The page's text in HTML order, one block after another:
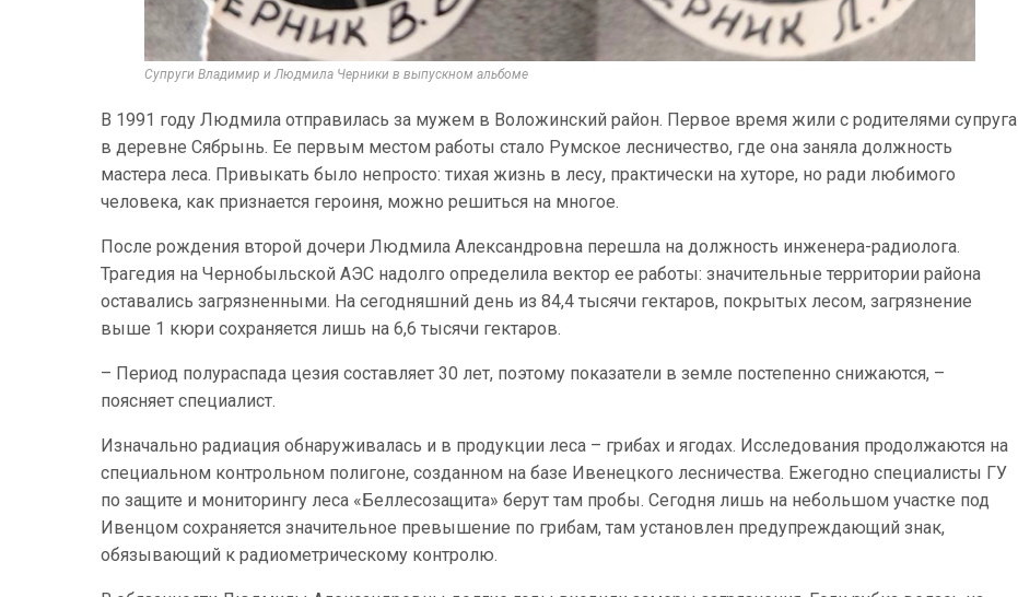
Супруги Владимир и Людмила Черники в выпускном альбоме
В 1991 году Людмила отправилась за мужем в Воложинский район. Первое время жили с родителями супруга
в деревне Сябрынь. Ее первым местом работы стало Румское лесничество, где она заняла должность
мастера леса. Привыкать было непросто: тихая жизнь в лесу, практически на хуторе, но ради любимого
человека, как признается героиня, можно решиться на многое.
После рождения второй дочери Людмила Александровна перешла на должность инженера-радиолога.
Трагедия на Чернобыльской АЭС надолго определила вектор ее работы: значительные территории района
оставались загрязненными. На сегодняшний день из 84,4 тысячи гектаров, покрытых лесом, загрязнение
выше 1 кюри сохраняется лишь на 6,6 тысячи гектаров.
– Период полураспада цезия составляет 30 лет, поэтому показатели в земле постепенно снижаются, –
поясняет специалист.
Изначально радиация обнаруживалась и в продукции леса – грибах и ягодах. Исследования продолжаются на
специальном контрольном полигоне, созданном на базе Ивенецкого лесничества. Ежегодно специалисты ГУ
по защите и мониторингу леса «Беллесозащита» берут там пробы. Сегодня лишь на небольшом участке под
Ивенцом сохраняется значительное превышение по грибам, там установлен предупреждающий знак,
обязывающий к радиометрическому контролю.